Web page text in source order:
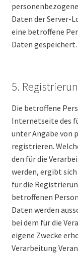
Daten der Server-
eine betroffene
Daten gespeichert.
5.
Die betroffene
Internetseite des
unter Angabe von
registrieren.
den für die
werden, ergibt
für die
betroffenen
Daten werden
bei dem für die
eigene Zwecke
Verarbeitung